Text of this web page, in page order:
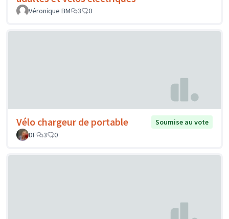
Véronique BM 3 0
Vélo chargeur de portable
Soumise au vote
DF
3 0